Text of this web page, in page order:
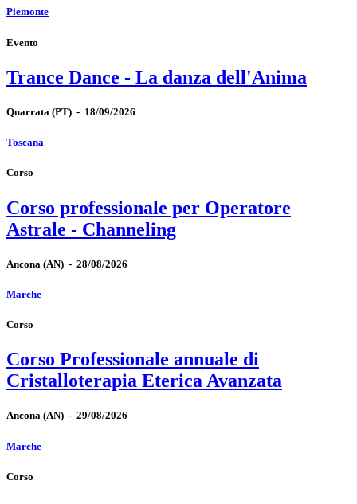
Piemonte
Evento
Trance Dance - La danza dell'Anima
Quarrata (PT) - 18/09/2026
Toscana
Corso
Corso professionale per Operatore
Astrale - Channeling
Ancona (AN) - 28/08/2026
Marche
Corso
Corso Professionale annuale di
Cristalloterapia Eterica Avanzata
Ancona (AN) - 29/08/2026
Marche
Corso